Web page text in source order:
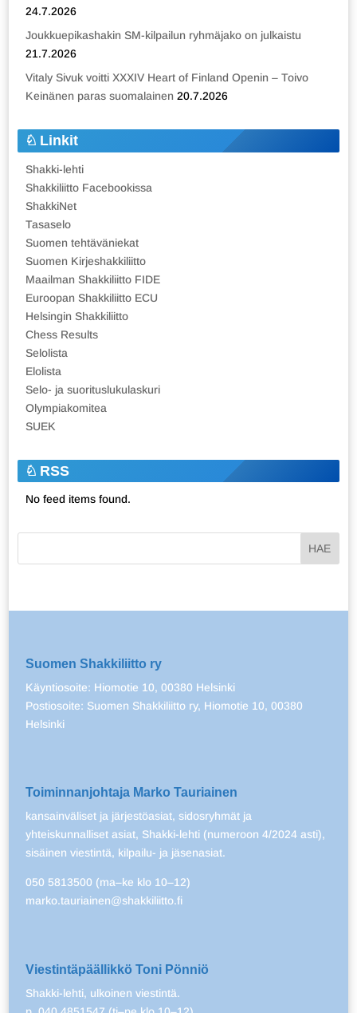
24.7.2026
Joukkuepikashakin SM-kilpailun ryhmäjako on julkaistu
21.7.2026
Vitaly Sivuk voitti XXXIV Heart of Finland Openin – Toivo
Keinänen paras suomalainen 20.7.2026
Linkit
Shakki-lehti
Shakkiliitto Facebookissa
ShakkiNet
Tasaselo
Suomen tehtäväniekat
Suomen Kirjeshakkiliitto
Maailman Shakkiliitto FIDE
Euroopan Shakkiliitto ECU
Helsingin Shakkiliitto
Chess Results
Selolista
Elolista
Selo- ja suorituslukulaskuri
Olympiakomitea
SUEK
RSS
No feed items found.
Suomen Shakkiliitto ry
Käyntiosoite: Hiomotie 10, 00380 Helsinki
Postiosoite: Suomen Shakkiliitto ry, Hiomotie 10, 00380
Helsinki
Toiminnanjohtaja Marko Tauriainen
kansainväliset ja järjestöasiat, sidosryhmät ja
yhteiskunnalliset asiat, Shakki-lehti (numeroon 4/2024 asti),
sisäinen viestintä, kilpailu- ja jäsenasiat.
050 5813500 (ma–ke klo 10–12)
marko.tauriainen@shakkiliitto.fi
Viestintäpäällikkö Toni Pönniö
Shakki-lehti, ulkoinen viestintä.